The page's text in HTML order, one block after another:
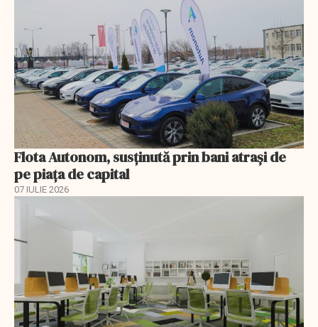
Flota Autonom, susținută prin bani atrași de
pe piața de capital
07 IULIE 2026